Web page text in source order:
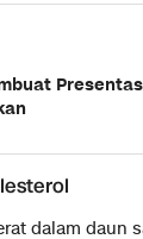
dalam daun